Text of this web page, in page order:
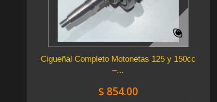
Cigueñal Completo Motonetas 125 y 150cc
–...
$ 854.00